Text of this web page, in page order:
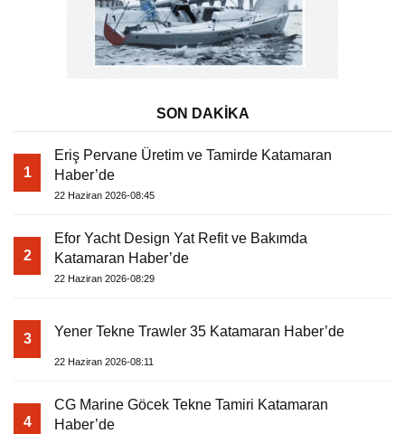
SON DAKİKA
1
Eriş Pervane Üretim ve Tamirde Katamaran
Haber’de
22 Haziran 2026-08:45
2
Efor Yacht Design Yat Refit ve Bakımda
Katamaran Haber’de
22 Haziran 2026-08:29
3 Yener Tekne Trawler 35 Katamaran Haber’de
22 Haziran 2026-08:11
4
CG Marine Göcek Tekne Tamiri Katamaran
Haber’de